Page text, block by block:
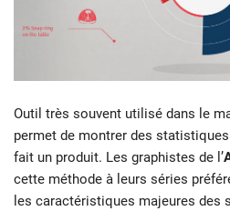
Outil très souvent utilisé dans le
permet de montrer des
fait un produit. Les graphistes de l’
cette méthode à leurs séries
les caractéristiques majeures des